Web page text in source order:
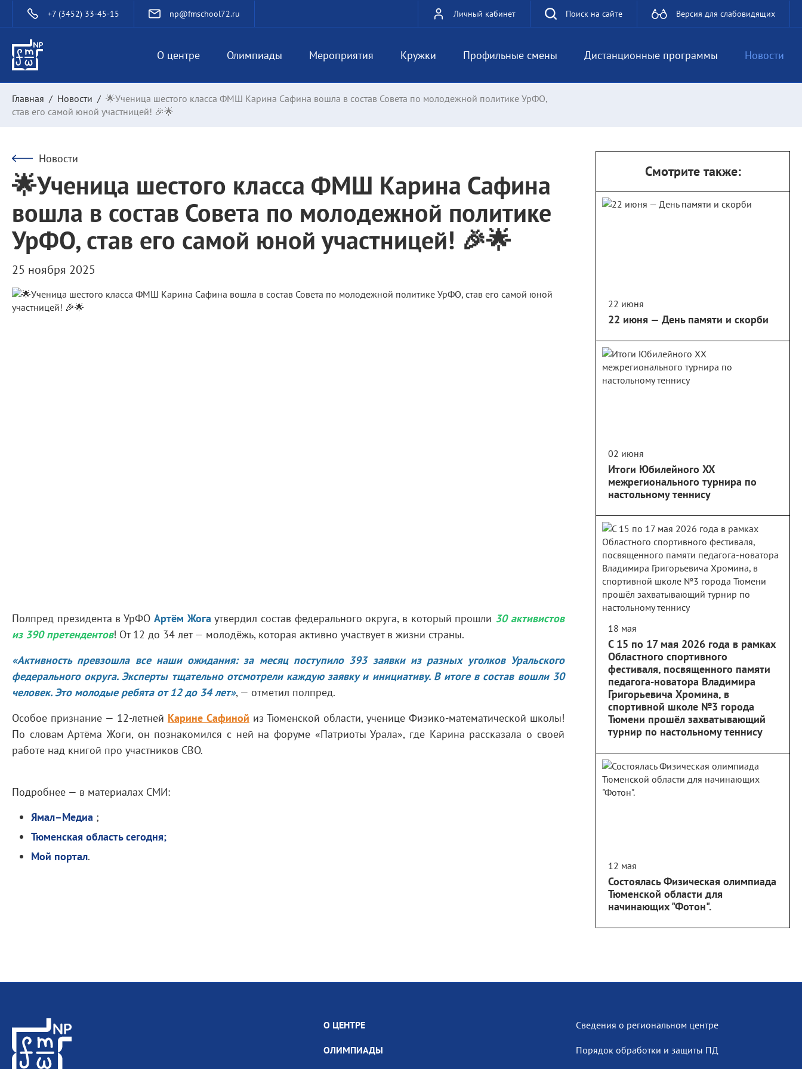
+7 (3452) 33-45-15 np@fmschool72.ru Личный кабинет Поиск на сайте Версия для слабовидящих
О центре Олимпиады Мероприятия Кружки Профильные смены Дистанционные программы Новости
Главная / Новости / 🌟Ученица шестого класса ФМШ Карина Сафина вошла в состав Совета по молодежной политике УрФО,
став его самой юной участницей! 🎉🌟
Новости
🌟Ученица шестого класса ФМШ Карина Сафина
вошла в состав Совета по молодежной политике
УрФО, став его самой юной участницей! 🎉🌟
25 ноября 2025
Полпред президента в УрФО Артём Жога утвердил состав федерального округа, в который прошли 30 активистов
из 390 претендентов! От 12 до 34 лет — молодёжь, которая активно участвует в жизни страны.
«Активность превзошла все наши ожидания: за месяц поступило 393 заявки из разных уголков Уральского
федерального округа. Эксперты тщательно отсмотрели каждую заявку и инициативу. В итоге в состав вошли 30
человек. Это молодые ребята от 12 до 34 лет», — отметил полпред.
Особое признание — 12-летней Карине Сафиной из Тюменской области, ученице Физико-математической школы!
По словам Артёма Жоги, он познакомился с ней на форуме «Патриоты Урала», где Карина рассказала о своей
работе над книгой про участников СВО.
Подробнее — в материалах СМИ:
Ямал–Медиа ;
Тюменская область сегодня;
Мой портал.
Смотрите также:
22 июня
22 июня — День памяти и скорби
02 июня
Итоги Юбилейного XX
межрегионального турнира по
настольному теннису
18 мая
С 15 по 17 мая 2026 года в рамках
Областного спортивного
фестиваля, посвященного памяти
педагога-новатора Владимира
Григорьевича Хромина, в
спортивной школе №3 города
Тюмени прошёл захватывающий
турнир по настольному теннису
12 мая
Состоялась Физическая олимпиада
Тюменской области для
начинающих "Фотон".
О ЦЕНТРЕ
ОЛИМПИАДЫ
Сведения о региональном центре
Порядок обработки и защиты ПД